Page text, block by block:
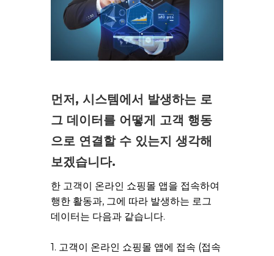
먼저, 시스템에서 발생하는 로
그 데이터를 어떻게 고객 행동
으로 연결할 수 있는지 생각해
보겠습니다.
한 고객이 온라인 쇼핑몰 앱을 접속하여
행한 활동과, 그에 따라 발생하는 로그
데이터는 다음과 같습니다.
1. 고객이 온라인 쇼핑몰 앱에 접속 (접속